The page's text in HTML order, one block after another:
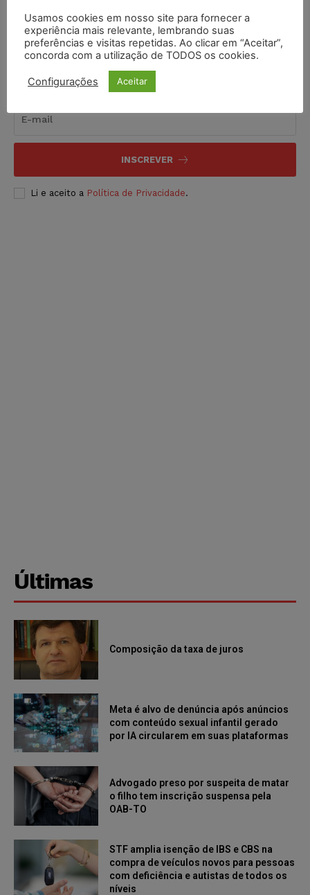
Inscreva-se
INSCREVER
Li e aceito a Política de Privacidade.
Últimas
Composição da taxa de juros
Meta é alvo de denúncia após anúncios
com conteúdo sexual infantil gerado
por IA circularem em suas plataformas
Advogado preso por suspeita de matar
o filho tem inscrição suspensa pela
OAB-TO
STF amplia isenção de IBS e CBS na
compra de veículos novos para pessoas
com deficiência e autistas de todos os
níveis
Usamos cookies em nosso site para fornecer a
experiência mais relevante, lembrando suas
preferências e visitas repetidas. Ao clicar em “Aceitar”,
concorda com a utilização de TODOS os cookies.
Configurações Aceitar